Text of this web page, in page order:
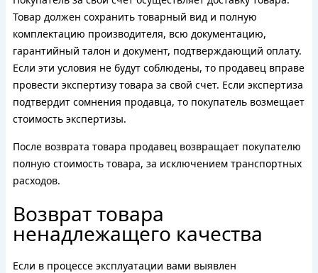
Товар должен сохранить товарный вид и полную
комплектацию производителя, всю документацию,
гарантийный талон и документ, подтверждающий оплату.
Если эти условия не будут соблюдены, то продавец вправе
провести экспертизу товара за свой счет. Если экспертиза
подтвердит сомнения продавца, то покупатель возмещает
стоимость экспертизы.
После возврата товара продавец возвращает покупателю
полную стоимость товара, за исключением транспортных
расходов.
Возврат товара
ненадлежащего качества
Если в процессе эксплуатации вами выявлен